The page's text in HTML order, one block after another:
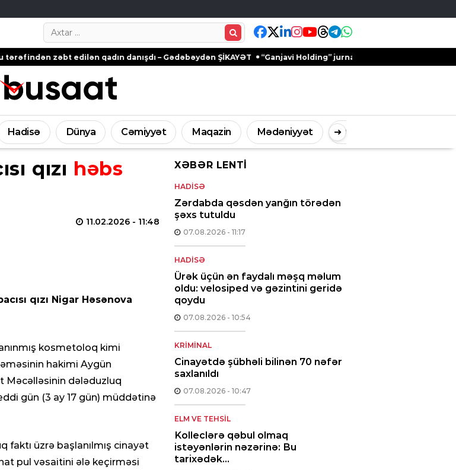
Search…
edilən qadın danışdı – Gədəbəydən ŞİKAYƏT “Ganjavi Holding” jurnalistləri peşə bayramı münasibətilə
Hadisə Dünya Cəmiyyət Maqazin Mədəniyyət Digər
➜
qızı həbs
11.02.2026 - 11:48
qızı Nigar Həsənova
kosmetoloq kimi
hakimi Aygün
Məcəlləsinin dələduzluq
gün (3 ay 17 gün) müddətinə
faktı üzrə başlanılmış cinayət
pul vəsaitini ələ keçirməsi
XƏBƏR LENTI
HADISƏ
Zərdabda qəsdən yanğın törədən
şəxs tutuldu
07.08.2026 - 11:17
HADISƏ
Ürək üçün ən faydalı məşq məlum
oldu: velosiped və gəzintini geridə
qoydu
07.08.2026 - 10:54
KRIMINAL
Cinayətdə şübhəli bilinən 70 nəfər
saxlanıldı
07.08.2026 - 10:47
ELM VE TEHSIL
Kolleclərə qəbul olmaq
istəyənlərin nəzərinə: Bu
tarixədək…